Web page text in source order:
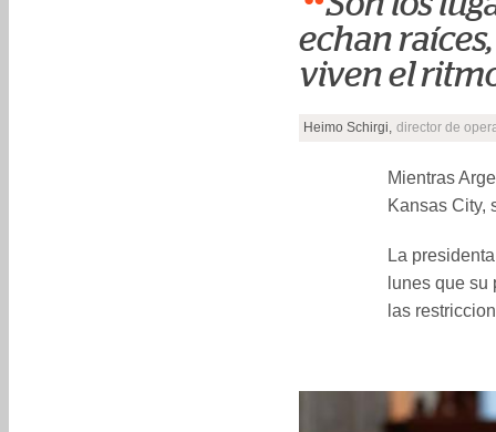
“
echan
viven el
Heimo Schirgi, director de
Mientras
Kansas City,
La
lunes que
las